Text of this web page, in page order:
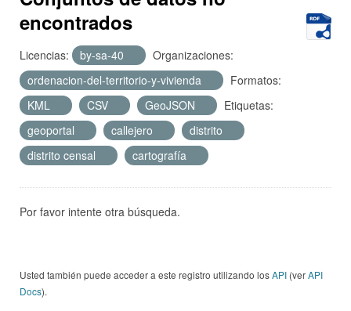
encontrados
Licencias: by-sa-40
Organizaciones:
ordenacion-del-territorio-y-vivienda
Formatos:
KML
CSV GeoJSON
Etiquetas:
geoportal
callejero
distrito
distrito censal
cartografía
Por favor intente otra búsqueda.
Usted también puede acceder a este registro utilizando losAPI (verAPI
Docs).